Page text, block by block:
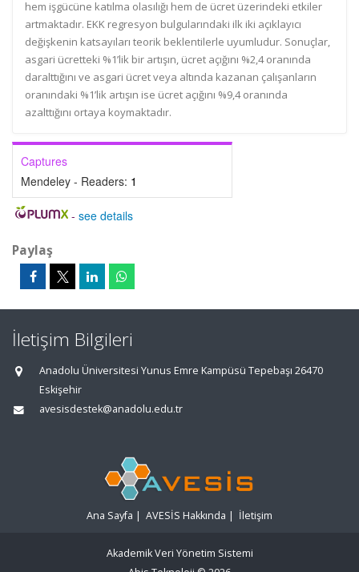
hem işgücüne katılma olasılığı hem de ücret üzerindeki etkiler
artmaktadır. EKK regresyon bulgularındaki ilk iki açıklayıcı
değişkenin katsayıları teorik beklentilerle uyumludur. Sonuçlar,
asgari ücretteki %1’lik bir artışın, ücret açığını %2,4 oranında
daralttığını ve asgari ücret veya altında kazanan çalışanların
oranındaki %1’lik artışın ise ücret açığını %9,4 oranında
azalttığını ortaya koymaktadır.
Captures
Mendeley - Readers: 1
- see details
Paylaş
İletişim Bilgileri
Anadolu Üniversitesi Yunus Emre Kampüsü Tepebaşı 26470
Eskişehir
avesisdestek@anadolu.edu.tr
Ana Sayfa | AVESİS Hakkında | İletişim
Akademik Veri Yönetim Sistemi